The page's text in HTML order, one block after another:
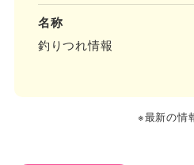
名称
釣りつれ情報
※最新の情